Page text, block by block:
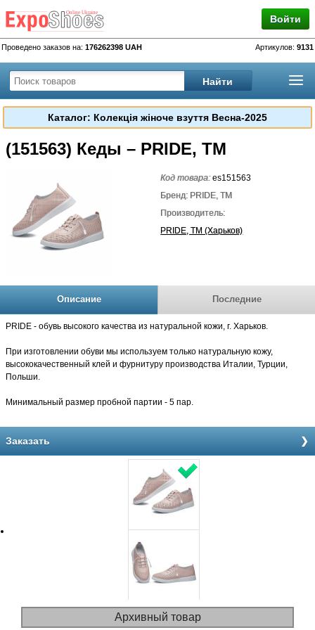
Войти
Проведено заказов на: 176262398 UAH Артикулов: 9131
Каталог: Колекція жіноче взуття Весна-2025
(151563) Кеды – PRIDE, TM
Код товара:es151563
Бренд: PRIDE, TM
Производитель:
PRIDE, TM (Харьков)
Описание Последние
PRIDE - обувь высокого качества из натуральной кожи, г. Харьков.
При изготовлении обуви мы используем только натуральную кожу,
высококачественный клей и фурнитуру производства Италии, Турции,
Польши.
Минимальный размер пробной партии - 5 пар.
Заказать
Архивный товар